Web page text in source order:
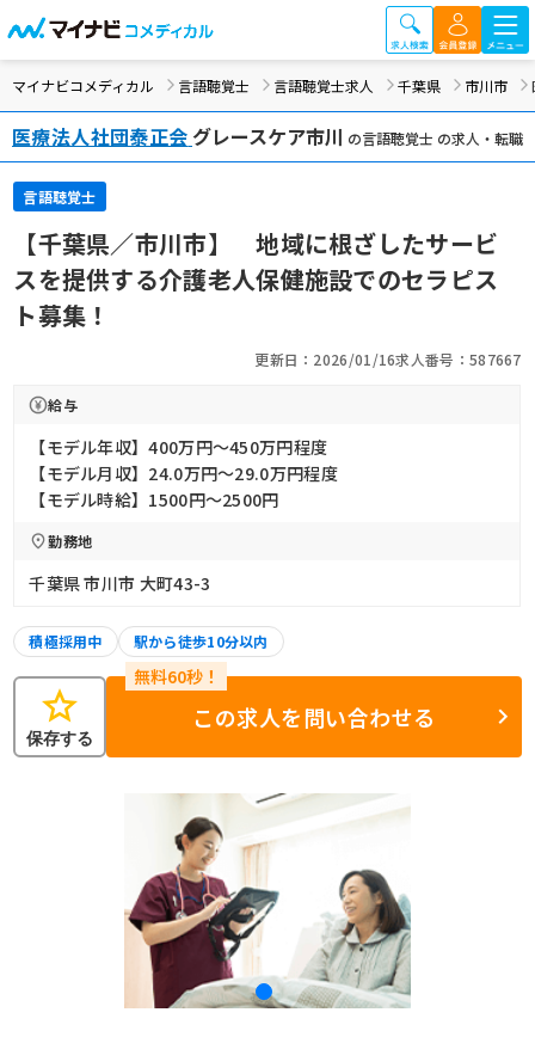
マイナビコメディカル 言語聴覚士 言語聴覚士求人 千葉県 市川市
医療法人社団泰正会 グレースケア市川 の言語聴覚士 の求人・転職
言語聴覚士
【千葉県／市川市】 地域に根ざしたサービ
スを提供する介護老人保健施設でのセラピス
ト募集！
更新日：2026/01/16求人番号：587667
給与
【モデル年収】400万円〜450万円程度
【モデル月収】24.0万円〜29.0万円程度
【モデル時給】1500円〜2500円
勤務地
千葉県 市川市 大町43-3
積極採用中 駅から徒歩10分以内
star
保存する
この求人を問い合わせる